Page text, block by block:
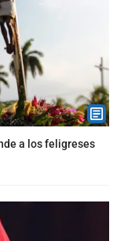
a los feligreses